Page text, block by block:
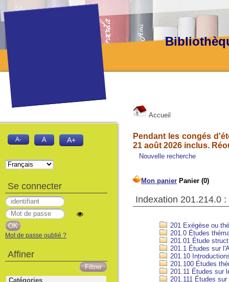
Accueil
Pendant les congés
21 août 2026 inclus.
Nouvelle recherche
Indexation 201.214.0
201 Exégèse ou
201.0 Études
201.01 Étude
201.1 Études sur
201.10
201.100 Études
201.11 Études sur
201.111 Études
A- A A+
Se connecter
Mot de passe oublié ?
Affiner
Catégories